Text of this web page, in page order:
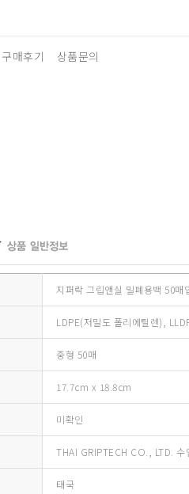
구매후기 상품문의
지퍼락 그립앤실 밀폐용백 50매
LDPE(저밀도 폴리에틸렌),
중형 50매
17.7cm x 18.8cm
미확인
THAI GRIPTECH CO., LTD. 수
태국